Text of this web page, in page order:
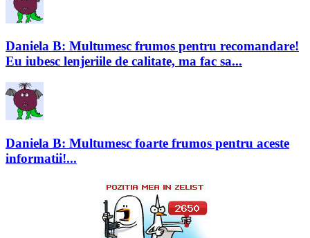
Daniela B: Multumesc frumos pentru recomandare!
Eu iubesc lenjeriile de calitate, ma fac sa...
Daniela B: Multumesc foarte frumos pentru aceste
informatii!...